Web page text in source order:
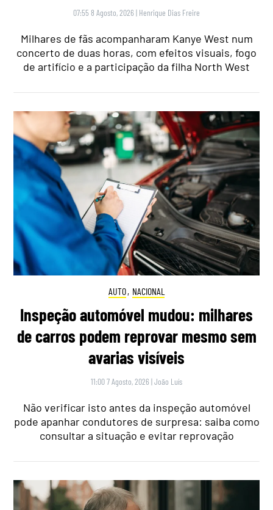
07:55 8 Agosto, 2026 | Henrique Dias Freire
Milhares de fãs acompanharam Kanye West num
concerto de duas horas, com efeitos visuais, fogo
de artifício e a participação da filha North West
AUTO, NACIONAL
Inspeção automóvel mudou: milhares
de carros podem reprovar mesmo sem
avarias visíveis
11:00 7 Agosto, 2026 |João Luís
Não verificar isto antes da inspeção automóvel
pode apanhar condutores de surpresa: saiba como
consultar a situação e evitar reprovação